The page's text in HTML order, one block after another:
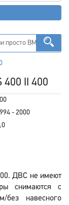
400 II 400
- 2000
ДВС не имеют
снимаются с
навесного